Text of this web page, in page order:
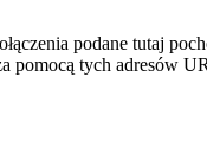
podane tutaj
pomocą tych adresów